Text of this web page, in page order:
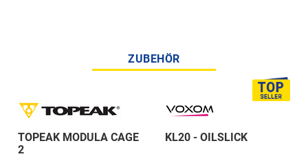
ZUBEHÖR
TOPEAK MODULA CAGE
2
KL20 - OILSLICK